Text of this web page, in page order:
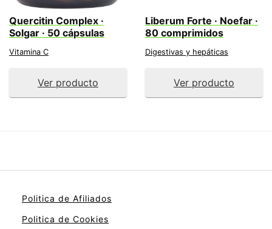
Quercitin Complex ·
Solgar · 50 cápsulas
Vitamina C
Ver producto
Liberum Forte · Noefar ·
80 comprimidos
Digestivas y hepáticas
Ver producto
Politica de Afiliados
Politica de Cookies